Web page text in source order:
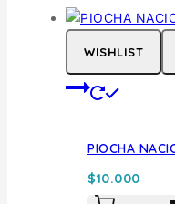
WISHLIST
PIOCHA
$10.000